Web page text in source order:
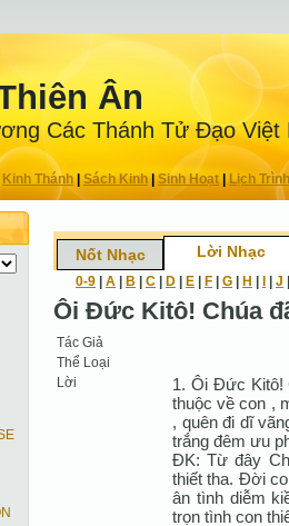
Ân
Các Thánh Tử Ðạo Việt
Kinh Thánh Sách Kinh|Sinh Hoạt| Lịch Trình
Nốt Nhạc Lời Nhạc
0-9 A B C D E F G H J
Ôi Đức Kitô! Chúa
Tác Giả
Thể Loại
Lời
1. Ôi Đức Kitô!
thuộc về con ,
, quên đi dĩ
trắng đêm ưu
ĐK: Từ đây
thiết tha. Đời
ân tình diễm
trọn tình con